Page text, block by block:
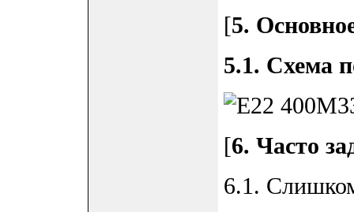
[5.
5.1. Схема
[6. Часто
6.1.